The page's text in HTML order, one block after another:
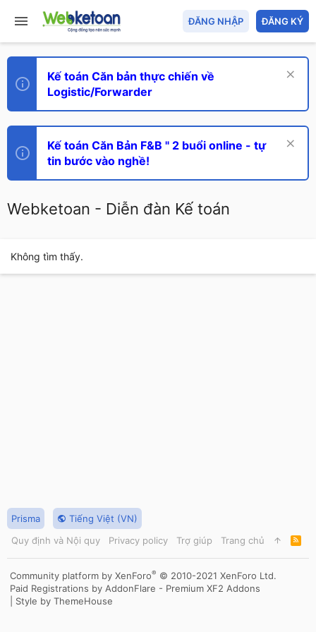
ĐĂNG NHẬP ĐĂNG KÝ
Kế toán Căn bản thực chiến về
Logistic/Forwarder
Kế toán Căn Bản F&B " 2 buổi online - tự
tin bước vào nghề!
Webketoan - Diễn đàn Kế toán
Không tìm thấy.
Prisma
Tiếng Việt (VN)
Quy định và Nội quy
Privacy policy Trợ giúp Trang chủ
R
S
S
Community platform by XenForo® © 2010-2021 XenForo Ltd.
Paid Registrations by AddonFlare - Premium XF2 Addons
Style by ThemeHouse